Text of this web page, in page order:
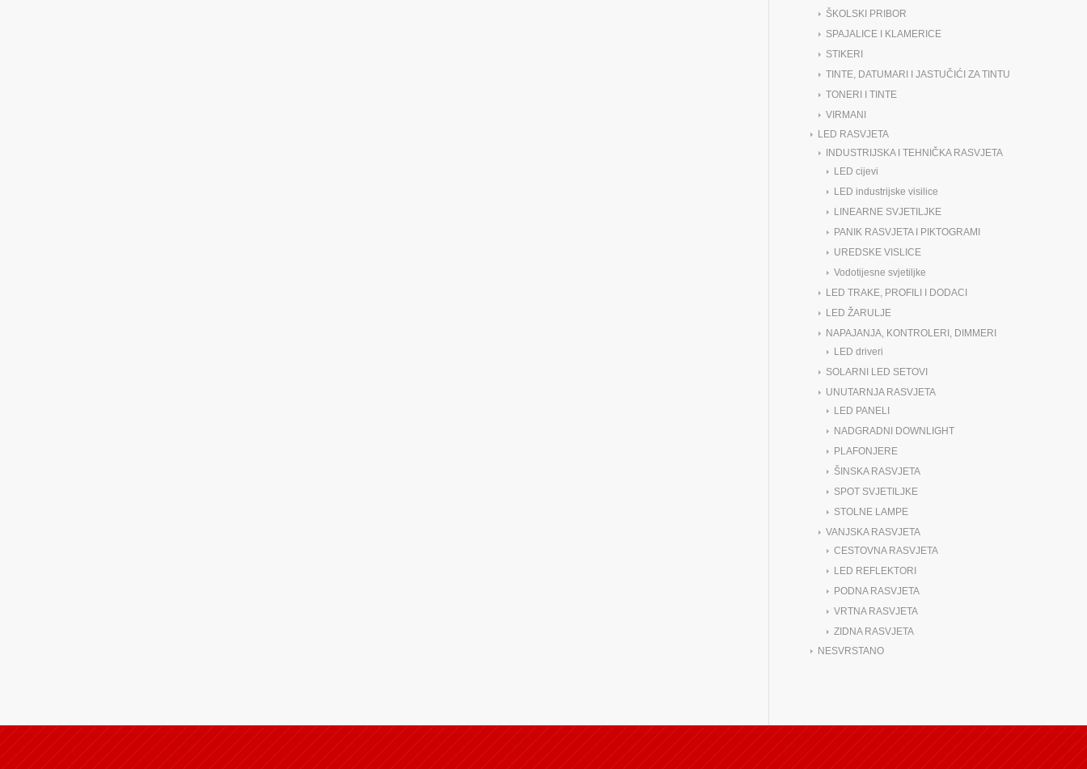
ŠKOLSKI PRIBOR
SPAJALICE I KLAMERICE
STIKERI
TINTE, DATUMARI I JASTUČIĆI ZA TINTU
TONERI I TINTE
VIRMANI
LED RASVJETA
INDUSTRIJSKA I TEHNIČKA RASVJETA
LED cijevi
LED industrijske visilice
LINEARNE SVJETILJKE
PANIK RASVJETA I PIKTOGRAMI
UREDSKE VISLICE
Vodotijesne svjetiljke
LED TRAKE, PROFILI I DODACI
LED ŽARULJE
NAPAJANJA, KONTROLERI, DIMMERI
LED driveri
SOLARNI LED SETOVI
UNUTARNJA RASVJETA
LED PANELI
NADGRADNI DOWNLIGHT
PLAFONJERE
ŠINSKA RASVJETA
SPOT SVJETILJKE
STOLNE LAMPE
VANJSKA RASVJETA
CESTOVNA RASVJETA
LED REFLEKTORI
PODNA RASVJETA
VRTNA RASVJETA
ZIDNA RASVJETA
NESVRSTANO